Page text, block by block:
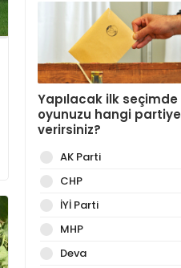
Yapılacak ilk seçimde
oyunuzu hangi partiye
verirsiniz?
AK Parti
CHP
İYİ Parti
MHP
Deva